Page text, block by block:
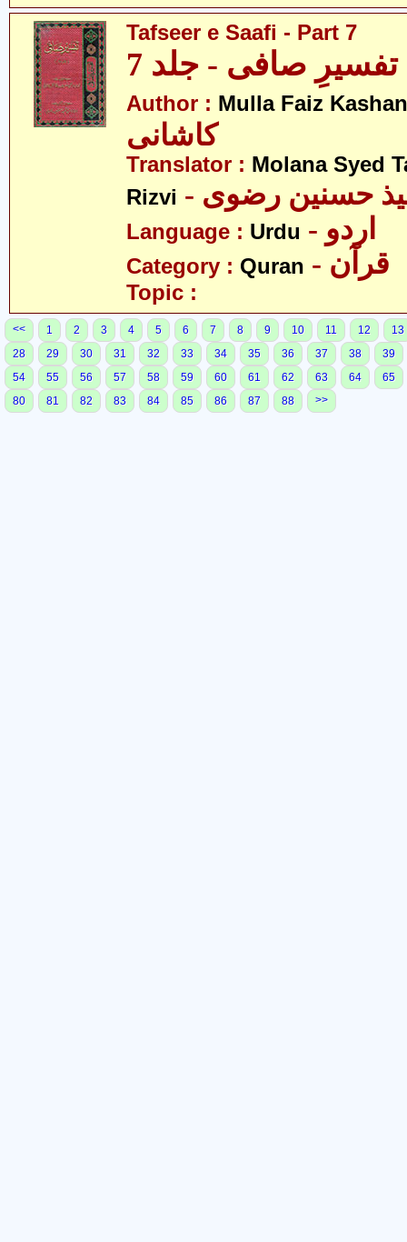
Tafseer e Saafi - Part 7
تفسیرِ صافی - جلد 7
Author : Mulla Faiz
کاشانی
Translator : Molana Syed
Rizvi
حسنین رضوی
Language : Urdu - اردو
Category : Quran - قرآن
Topic :
<< 1 2 3 4 5 6 7 8 9 10 11 12
13
28
29 30 31 32 33 34 35 36 37 38
39
54
55 56 57 58 59 60 61 62 63 64
65
80
81 82 83 84 85 86 87 88 >>